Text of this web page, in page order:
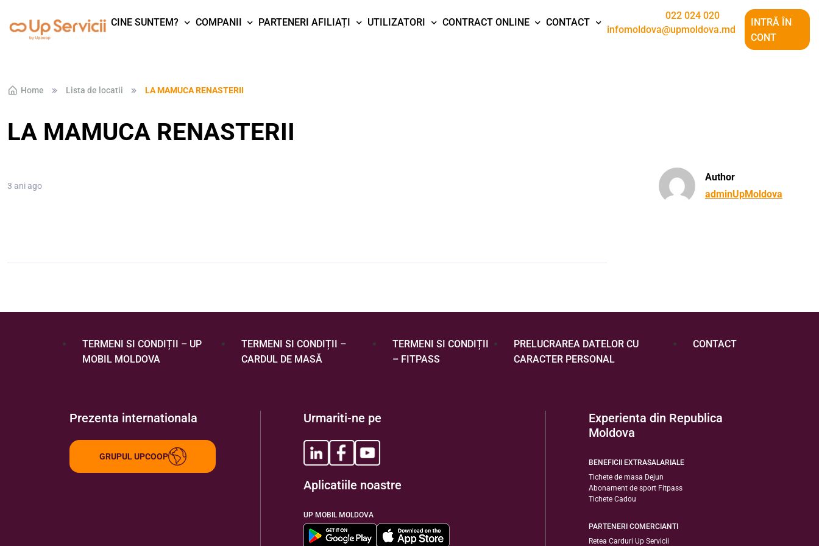
Skip to navigation
Skip to content
CINE SUNTEM? COMPANII PARTENERI AFILIAȚI UTILIZATORI CONTRACT ONLINE CONTACT
022 024 020
infomoldova@upmoldova.md
INTRĂ ÎN
CONT
Home Lista de locatii LA MAMUCA RENASTERII
LA MAMUCA RENASTERII
3 ani ago
Author
adminUpMoldova
TERMENI SI CONDIȚII – UP
MOBIL MOLDOVA
TERMENI SI CONDIȚII –
CARDUL DE MASĂ
TERMENI SI CONDIȚII
– FITPASS
PRELUCRAREA DATELOR CU
CARACTER PERSONAL
CONTACT
Prezenta internationala
GRUPUL UPCOOP
Urmariti-ne pe
Aplicatiile noastre
UP MOBIL MOLDOVA
Experienta din Republica
Moldova
BENEFICII EXTRASALARIALE
Tichete de masa Dejun
Abonament de sport Fitpass
Tichete Cadou
PARTENERI COMERCIANTI
Retea Carduri Up Servicii